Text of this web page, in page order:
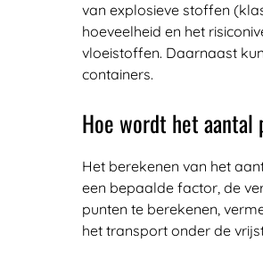
van explosieve stoffen
hoeveelheid en het
vloeistoffen. Daarnaast
containers.
Hoe wordt het aantal
Het berekenen van het
een bepaalde factor, de
punten te berekenen,
het transport onder de